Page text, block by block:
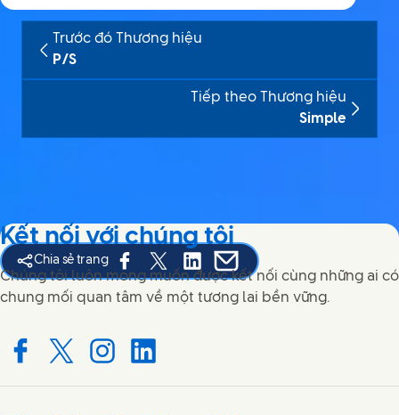
Trước đó Thương hiệu
P/S
Tiếp theo Thương hiệu
Simple
Chia sẻ trang
Share this page on Facebook
Share this page on X
Share this page on Linked In
Share this page on E-mail
Kết nối với chúng tôi
Chúng tôi luôn mong muốn được kết nối cùng những ai có
chung mối quan tâm về một tương lai bền vững.
with us on Facebook
Connect with us on X
Connect with us on Instagram
Connect with us on LinkedIn